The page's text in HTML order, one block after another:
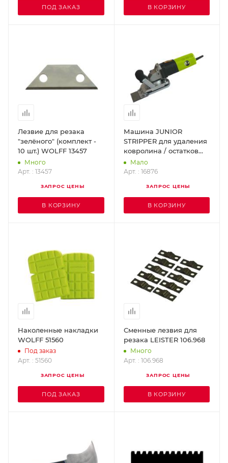
ПОД ЗАКАЗ В КОРЗИНУ
Лезвие для резака
"зелёного" (комплект -
10 шт.) WOLFF 13457
Много
Арт. : 13457
ЗАПРОС ЦЕНЫ
В КОРЗИНУ
Машина JUNIOR
STRIPPER для удаления
ковролина / остатков
покрытия / обоев /
WOLFF 16876
Мало
Арт. : 16876
ЗАПРОС ЦЕНЫ
В КОРЗИНУ
Наколенные накладки
WOLFF 51560
Под заказ
Арт. : 51560
ЗАПРОС ЦЕНЫ
ПОД ЗАКАЗ
Сменные лезвия для
резака LEISTER 106.968
Много
Арт. : 106.968
ЗАПРОС ЦЕНЫ
В КОРЗИНУ